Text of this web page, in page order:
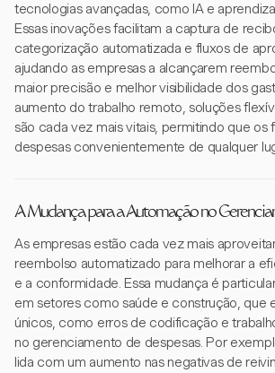
tecnologias avançadas, como IA e
Essas inovações facilitam a captura de
categorização automatizada e fluxos de
ajudando as empresas a alcançarem
maior precisão e melhor visibilidade dos
aumento do trabalho remoto, soluções
são cada vez mais vitais, permitindo que os
despesas convenientemente de qualquer
A Mudança para a Automação no
As empresas estão cada vez mais
reembolso automatizado para melhorar a
e a conformidade. Essa mudança é
em setores como saúde e construção, que
únicos, como erros de codificação e
no gerenciamento de despesas. Por
lida com um aumento nas negativas de